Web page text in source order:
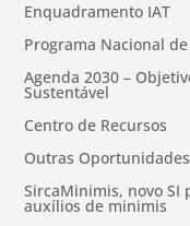
Enquadramento IAT
Programa Nacional
Agenda 2030 –
Sustentável
Centro de Recursos
Outras
SircaMinimis, novo SI
auxílios de minimis